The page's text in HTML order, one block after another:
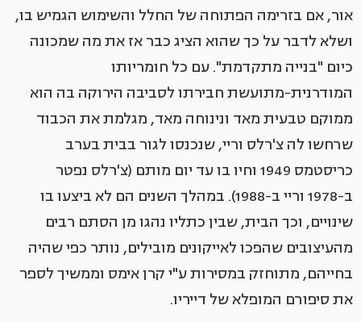
אור, אם בזרימה הפתוחה של החלל והשימוש הגמיש בו,
ושלא לדבר על כך שהוא הציג כבר אז את מה שמכונה
כיום "בנייה מתקדמת". עם כל חומריותו
המודרנית-מתועשת חבירתו לסביבה הירוקה בה הוא
ממוקם טבעית מאד ונינוחה מאד, מגלמת את הכבוד
שרחשו לה צ'רלס וריי, שנכנסו לגור בבית בערב
כריסטמס 1949 וחיו בו עד יום מותם (צ'רלס נפטר
ב-1978 וריי ב-1988). במהלך השנים הם לא ביצעו בו
שינויים, וכך הבית, שבין כתליו נהגו מן הסתם רבים
מהעיצובים שהפכו לאייקונים מובילים, נותר כפי שהיה
בחייהם, מתוחזק במסירות ע"י קרן אימס וממשיך לספר
את סיפורם המופלא של דייריו.